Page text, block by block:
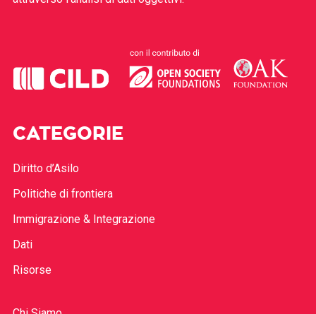
CATEGORIE
Diritto d’Asilo
Politiche di frontiera
Immigrazione & Integrazione
Dati
Risorse